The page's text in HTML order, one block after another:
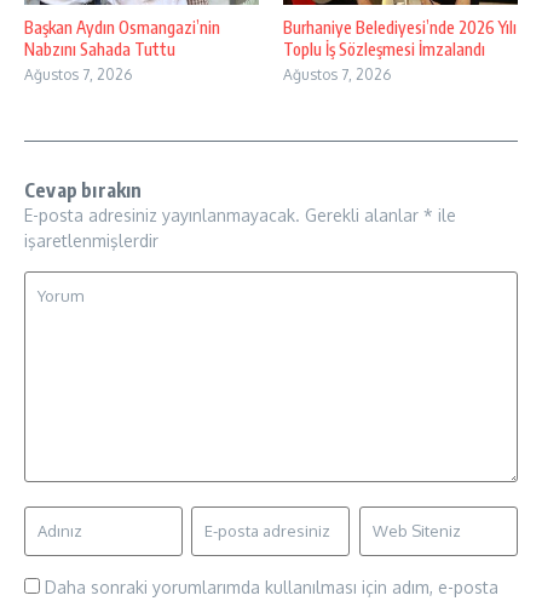
Başkan Aydın Osmangazi’nin
Nabzını Sahada Tuttu
Ağustos 7, 2026
Burhaniye Belediyesi’nde 2026 Yılı
Toplu İş Sözleşmesi İmzalandı
Ağustos 7, 2026
Cevap bırakın
E-posta adresiniz yayınlanmayacak. Gerekli alanlar * ile
işaretlenmişlerdir
Daha sonraki yorumlarımda kullanılması için adım, e-posta